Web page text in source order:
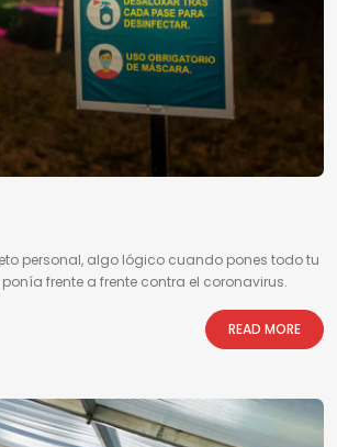
personal, algo lógico cuando pones todo tu
frente a frente contra el coronavirus.
READ MORE